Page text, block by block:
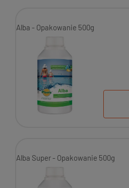
Alba - Opakowanie 500g
Alba Super - Opakowanie 500g